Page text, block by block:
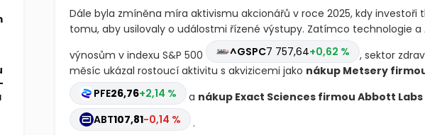
Dále byla zmíněna míra aktivismu akcionářů v roce 2025, kdy investoři
tomu, aby usilovaly o událostmi řízené výstupy. Zatímco technologie a
výnosům v indexu S&P 500
^GSPC7 757,64+0,62 %
, sektor
měsíc ukázal rostoucí aktivitu s akvizicemi jako nákup Metsery
PFE26,76+2,14 % a nákup Exact Sciences firmou Abbott Labs
ABT107,81-0,14 % .